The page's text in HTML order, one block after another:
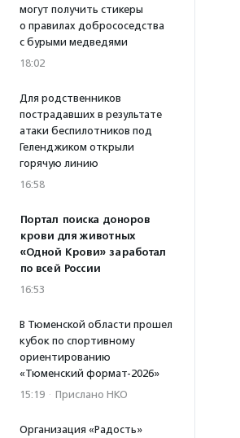
могут получить стикеры
о правилах добрососедства
с бурыми медведями
18:02
Для родственников
пострадавших в результате
атаки беспилотников под
Геленджиком открыли
горячую линию
16:58
Портал поиска доноров
крови для животных
«Одной Крови» заработал
по всей России
16:53
В Тюменской области прошел
кубок по спортивному
ориентированию
«Тюменский формат-2026»
15:19 · Прислано НКО
Организация «Радость»